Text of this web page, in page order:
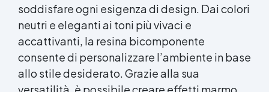
soddisfare ogni esigenza di design. Dai colori
neutri e eleganti ai toni più vivaci e
accattivanti, la resina bicomponente
consente di personalizzare l’ambiente in base
allo stile desiderato. Grazie alla sua
versatilità, è possibile creare effetti marmo,